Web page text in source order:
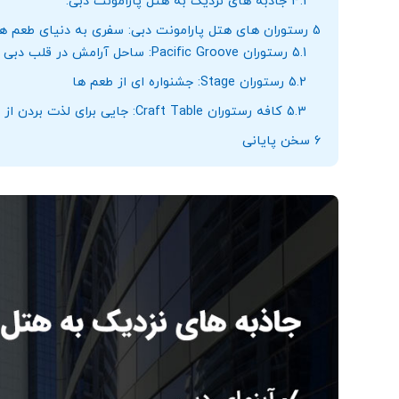
5 رستوران‌ های هتل پارامونت دبی: سفری به دنیای طعم
5.1 رستوران Pacific Groove: ساحل آرامش در قلب دبی
5.2 رستوران Stage: جشنواره ‌ای از طعم ‌ها
5.3 کافه رستوران Craft Table: جایی برای لذت بردن از طعم‌ های سالم
6 سخن پایانی